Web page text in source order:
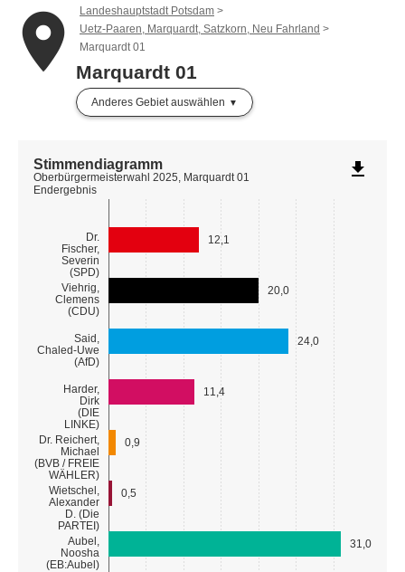
place
Landeshauptstadt Potsdam
Uetz-Paaren, Marquardt, Satzkorn, Neu Fahrland
Marquardt 01
Marquardt 01
Anderes Gebiet auswählen
Dr.
Fischer,
Severin
(SPD)
Viehrig,
Clemens
(CDU)
Said,
Chaled-Uwe
(AfD)
Harder,
Dirk
(DIE
LINKE)
Dr. Reichert,
Michael
(BVB / FREIE
WÄHLER)
Wietschel,
Alexander
D. (Die
PARTEI)
Aubel,
Noosha
(EB:Aubel)
12,1
20,0
24,0
11,4
0,9
0,5
31,0
Stimmendiagramm
Oberbürgermeisterwahl 2025, Marquardt 01
Endergebnis
file_download